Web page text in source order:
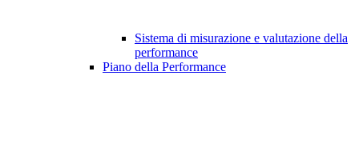
Sistema di misurazione e valutazione della
performance
Piano della Performance